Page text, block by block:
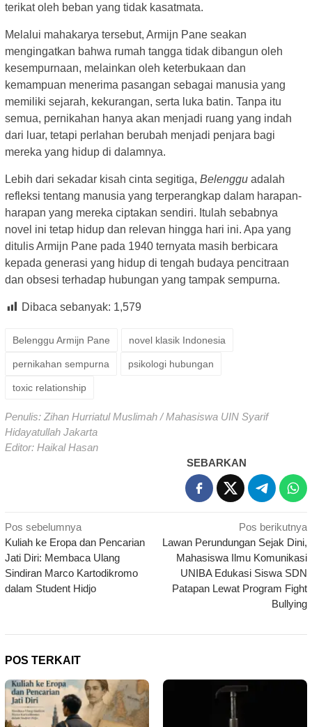
terikat oleh beban yang tidak kasatmata.
Melalui mahakarya tersebut, Armijn Pane seakan
mengingatkan bahwa rumah tangga tidak dibangun oleh
kesempurnaan, melainkan oleh keterbukaan dan
kemampuan menerima pasangan sebagai manusia yang
memiliki sejarah, kekurangan, serta luka batin. Tanpa itu
semua, pernikahan hanya akan menjadi ruang yang indah
dari luar, tetapi perlahan berubah menjadi penjara bagi
mereka yang hidup di dalamnya.
Lebih dari sekadar kisah cinta segitiga, Belenggu adalah
refleksi tentang manusia yang terperangkap dalam harapan-
harapan yang mereka ciptakan sendiri. Itulah sebabnya
novel ini tetap hidup dan relevan hingga hari ini. Apa yang
ditulis Armijn Pane pada 1940 ternyata masih berbicara
kepada generasi yang hidup di tengah budaya pencitraan
dan obsesi terhadap hubungan yang tampak sempurna.
Dibaca sebanyak: 1,579
Belenggu Armijn Pane novel klasik Indonesia
pernikahan sempurna psikologi hubungan
toxic relationship
Penulis: Zihan Hurriatul Muslimah / Mahasiswa UIN Syarif
Hidayatullah Jakarta
Editor: Haikal Hasan
SEBARKAN
Navigasi
pos
Pos sebelumnya
Kuliah ke Eropa dan Pencarian
Jati Diri: Membaca Ulang
Sindiran Marco Kartodikromo
dalam Student Hidjo
Pos berikutnya
Lawan Perundungan Sejak Dini,
Mahasiswa Ilmu Komunikasi
UNIBA Edukasi Siswa SDN
Patapan Lewat Program Fight
Bullying
POS TERKAIT